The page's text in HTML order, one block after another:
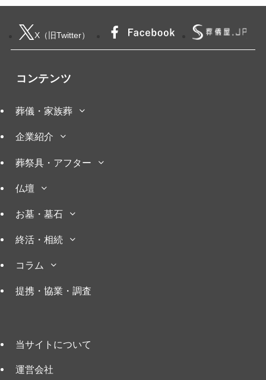
X（旧Twitter）
コンテンツ
葬儀・家族葬
企業紹介
葬祭具・アフター
仏壇
お墓・墓石
終活・相続
コラム
提携・協業・調査
当サイトについて
運営会社